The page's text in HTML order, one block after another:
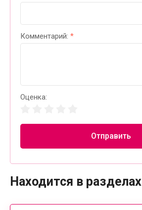
Комментарий: *
Оценка:
Отправить
Находится в разделах